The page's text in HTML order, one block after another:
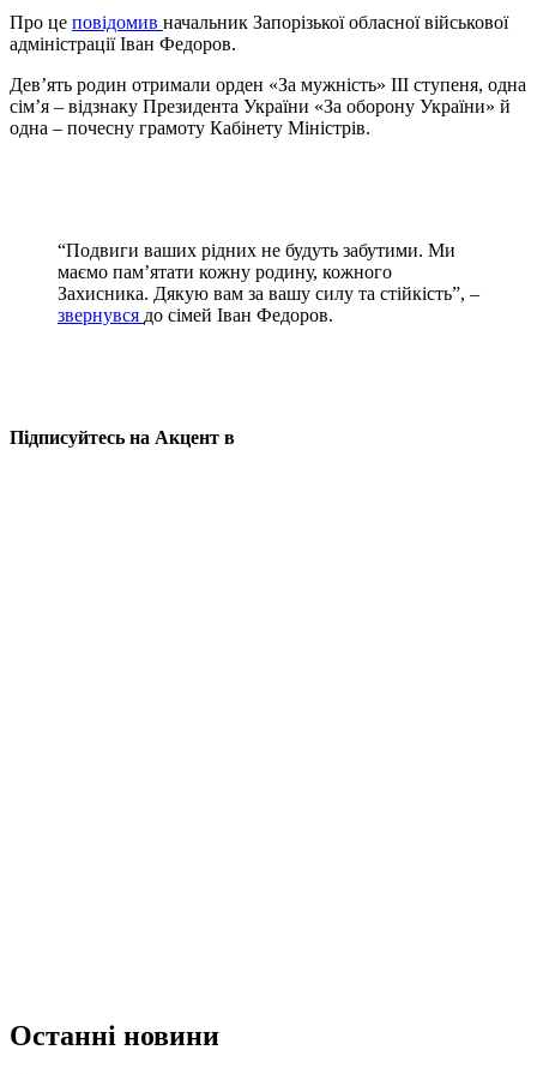
Про це повідомив начальник Запорізької обласної військової
адміністрації Іван Федоров.
Дев’ять родин отримали орден «За мужність» ІІІ ступеня, одна
сім’я – відзнаку Президента України «За оборону України» й
одна – почесну грамоту Кабінету Міністрів.
“Подвиги ваших рідних не будуть забутими. Ми
маємо пам’ятати кожну родину, кожного
Захисника. Дякую вам за вашу силу та стійкість”, –
звернувся до сімей Іван Федоров.
Підписуйтесь на Акцент в
Останні новини